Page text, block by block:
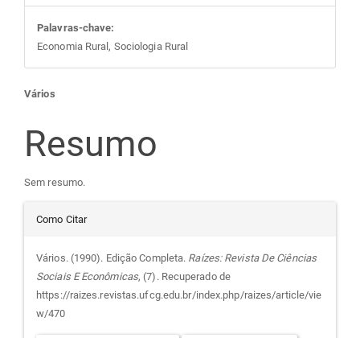
Palavras-chave:
Economia Rural, Sociologia Rural
Conteúdo
do
artigo
principal
Vários
Resumo
Sem resumo.
Detalhes
do
artigo
Como Citar
Vários. (1990). Edição Completa. Raízes: Revista De Ciências
Sociais E Econômicas, (7). Recuperado de
https://raizes.revistas.ufcg.edu.br/index.php/raizes/article/vie
w/470